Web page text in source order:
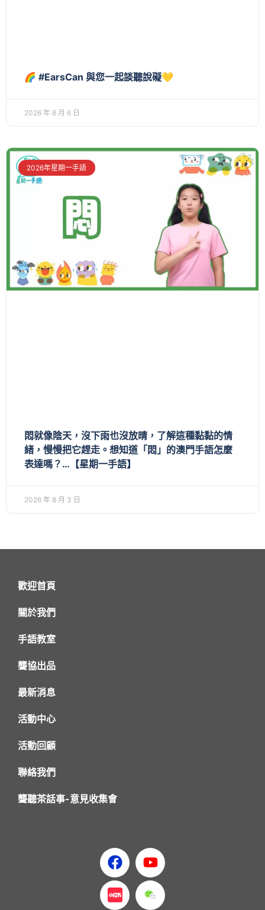
🌈 #EarsCan 與您一起談聽說礙💛
2026 年 8 月 6 日
2026年星期一手語
悶就像陰天，沒下雨也沒放晴，了解這種黏黏的情
緒，慢慢把它趕走。想知道「悶」的澳門手語怎麼
表達嗎？…【星期一手語】
2026 年 8 月 3 日
歡迎首頁
關於我們
手語教室
聾協出品
最新消息
活動中心
活動回顧
聯絡我們
聾聽茶話事-意見收集會